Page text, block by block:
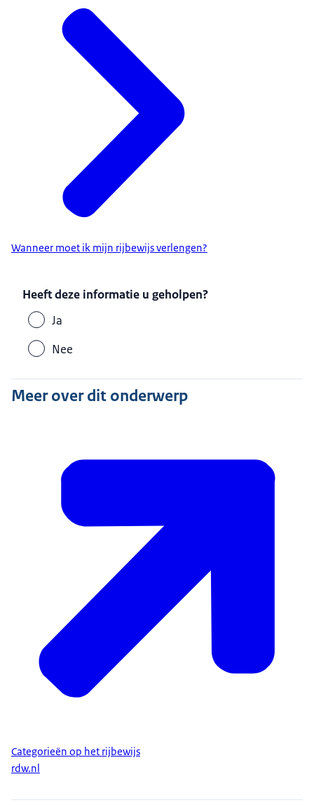
Wanneer moet ik mijn rijbewijs verlengen?
Heeft deze informatie u geholpen?
Ja
Nee
Meer over dit onderwerp
Categorieën op het rijbewijs
rdw.nl